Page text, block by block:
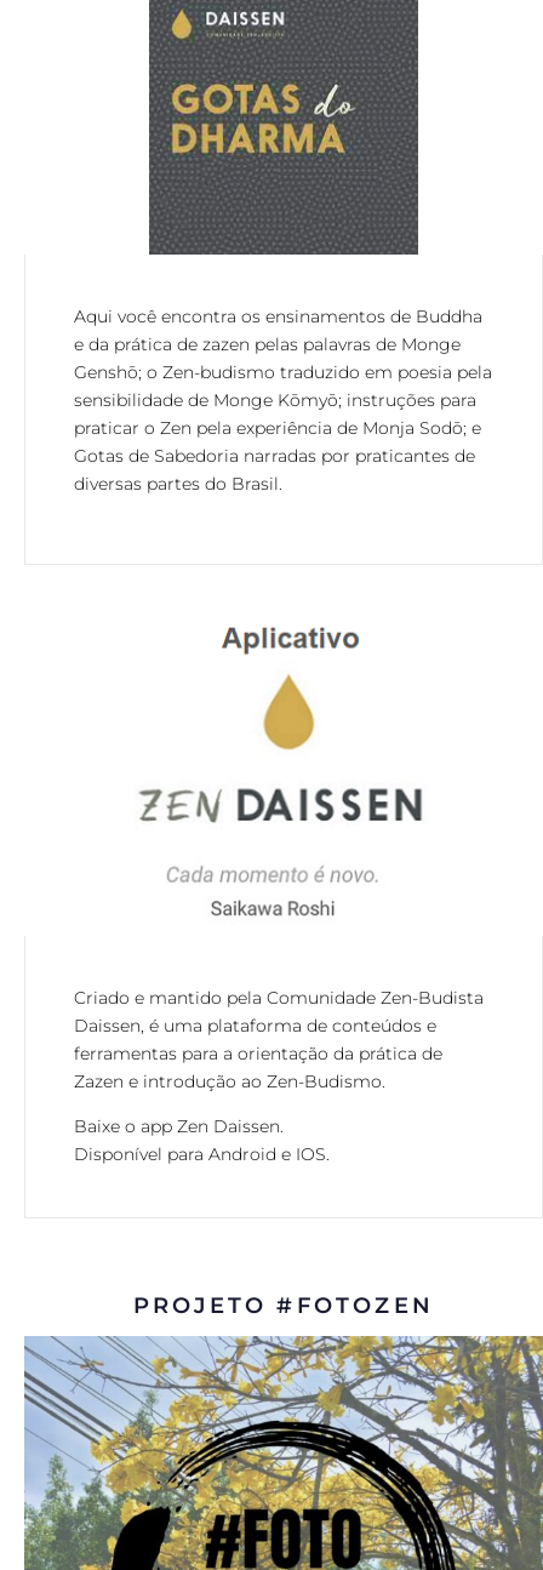
Aqui você encontra os ensinamentos de Buddha
e da prática de zazen pelas palavras de Monge
Genshō; o Zen-budismo traduzido em poesia pela
sensibilidade de Monge Kōmyō; instruções para
praticar o Zen pela experiência de Monja Sodō; e
Gotas de Sabedoria narradas por praticantes de
diversas partes do Brasil.
Criado e mantido pela Comunidade Zen-Budista
Daissen, é uma plataforma de conteúdos e
ferramentas para a orientação da prática de
Zazen e introdução ao Zen-Budismo.
Baixe o app Zen Daissen.
Disponível para Android e IOS.
PROJETO #FOTOZEN